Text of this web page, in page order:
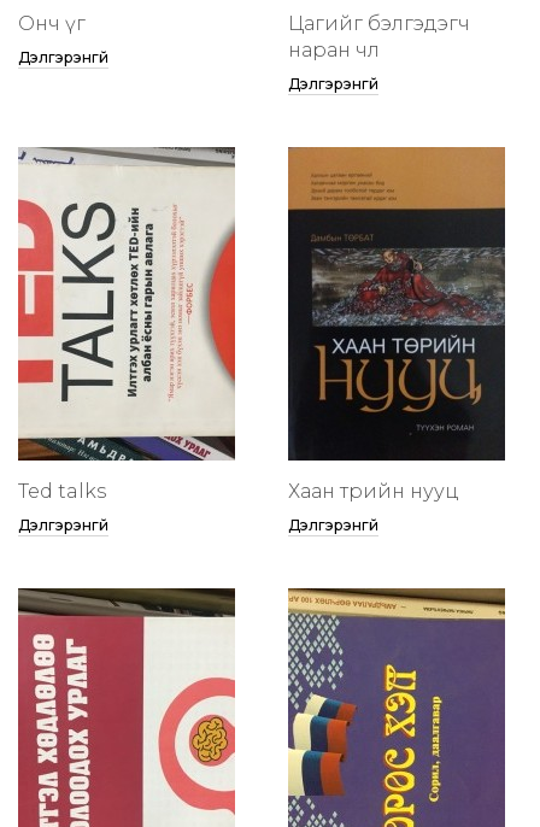
Онч үг
Дэлгэрэнгүй
Цагийг бэлгэдэгч
наран чөлөө
Дэлгэрэнгүй
Ted talks
Дэлгэрэнгүй
Хаан төрийн нууц
Дэлгэрэнгүй